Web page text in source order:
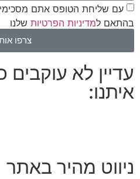
עם שליחת הטופס אתם
בהתאם למדיניות הפרטיות שלנו
צרפו
עדיין לא עוקבים
איתנו:
ניווט מהיר באתר